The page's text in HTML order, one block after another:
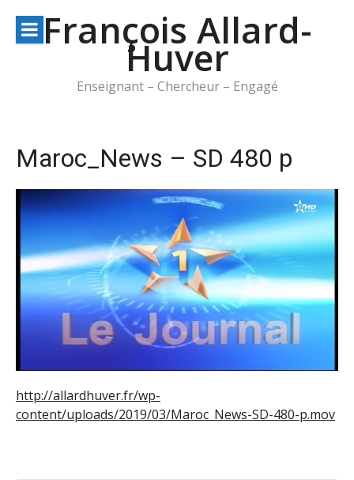
contenuFrançois Allard-
Huver
Enseignant – Chercheur – Engagé
Maroc_News – SD 480 p
http://allardhuver.fr/wp-
content/uploads/2019/03/Maroc_News-SD-480-p.mov